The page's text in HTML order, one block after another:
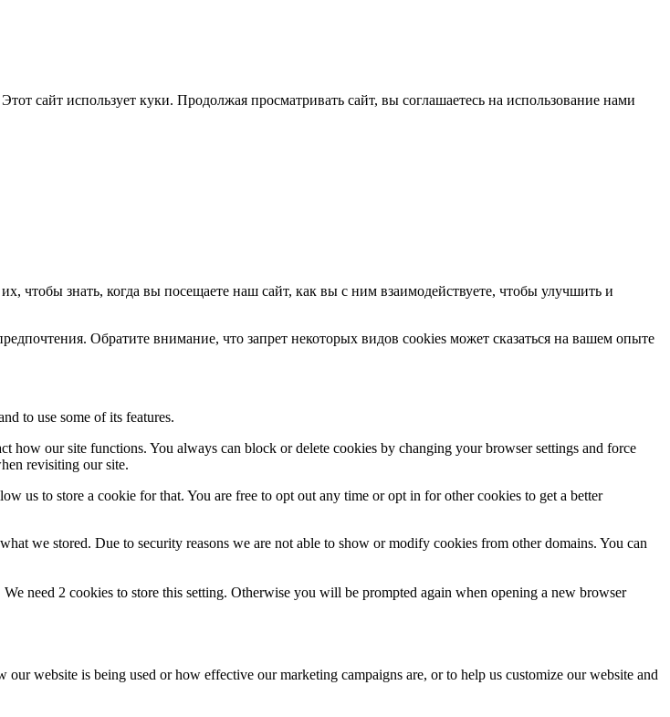
сайт использует куки. Продолжая просматривать сайт, вы соглашаетесь на использование нами
знать, когда вы посещаете наш сайт, как вы с ним взаимодействуете, чтобы улучшить и
Обратите внимание, что запрет некоторых видов cookies может сказаться на вашем опыте
to use some of its features.
how our site functions. You always can block or delete cookies by changing your browser settings and force
revisiting our site.
us to store a cookie for that. You are free to opt out any time or opt in for other cookies to get a better
we stored. Due to security reasons we are not able to show or modify cookies from other domains. You can
need 2 cookies to store this setting. Otherwise you will be prompted again when opening a new browser
website is being used or how effective our marketing campaigns are, or to help us customize our website and